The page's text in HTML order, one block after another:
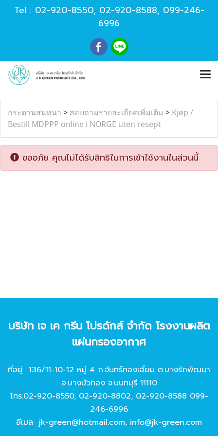
Tel : 02-920-8550, 02-920-8588, 099-246-
6996
กระดานสนทนา > สอบถามรายละเอียดเพิ่มเติม > Kjøp /
Bestill MDPPP online i NORGE uten resept
ขออภัย คุณไม่ได้รับสิทธิในการเข้าใช้งานในส่วนนี้
บริษัท เจ เค กรีน โปรดักส์ จํากัด โรงงานผลิต
แผ่นกรองอากาศ
ที่อยู่ 136/11-10-12 หมู่ 4 ถ.จันทร์ทองเอี่ยม ต.บางรักพัฒนา
อ.บางบัวทอง จ.นนทบุรี 11110
โทร.02-920-8550, 02-920-8802, 02-920-8588 099-
246-6996
อีเมล jk-green@hotmail.com, info@jk-green.com